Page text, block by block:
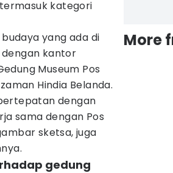
kategori
yang ada di
dengan kantor
Museum Pos
Hindia Belanda.
dengan
sama dengan Pos
sketsa, juga
gedung
More